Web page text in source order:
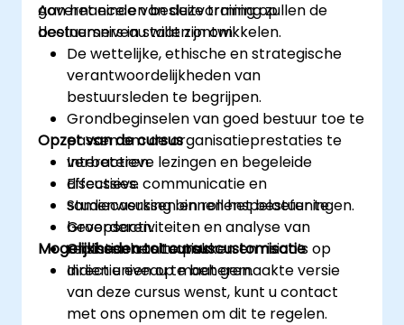
governance en besluitvorming op
bestuursniveau willen ontwikkelen.
Aan het einde van deze training zullen de
deelnemers in staat zijn om:
De wettelijke, ethische en strategische
verantwoordelijkheden van
bestuursleden te begrijpen.
Grondbeginselen van goed bestuur toe te
passen om de organisatieprestaties te
verbeteren.
Effectieve communicatie en
samenwerking binnen het bestuur te
bevorderen.
Crisissen aan te pakken en risico’s op
directieniveau te beheren.
Opzet van de cursus
Interactieve lezingen en begeleide
discussies.
Studiecasussen en rollenspeloefeningen.
Groepsactiviteiten en analyse van
realistische situaties.
Mogelijkheden tot cursuscustomisatie
Indien u een op maat gemaakte versie
van deze cursus wenst, kunt u contact
met ons opnemen om dit te regelen.